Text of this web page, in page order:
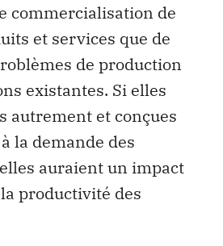
commercialisation de
et services que de
de production
existantes. Si elles
autrement et conçues
la demande des
auraient un impact
productivité des